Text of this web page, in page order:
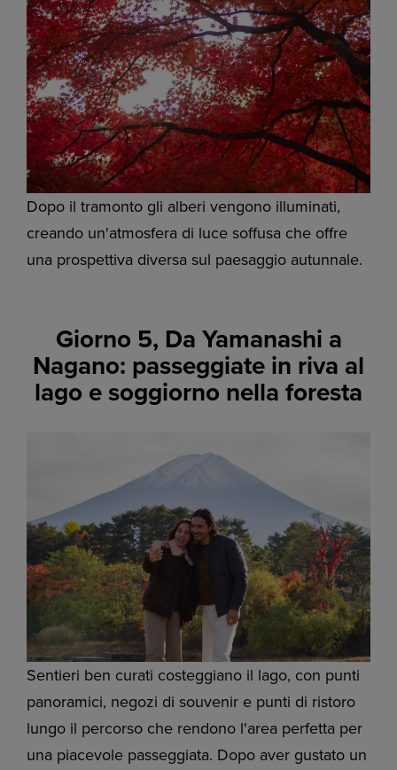
Dopo il tramonto gli alberi vengono illuminati,
creando un'atmosfera di luce soffusa che offre
una prospettiva diversa sul paesaggio autunnale.
Giorno 5, Da Yamanashi a
Nagano: passeggiate in riva al
lago e soggiorno nella foresta
Sentieri ben curati costeggiano il lago, con punti
panoramici, negozi di souvenir e punti di ristoro
lungo il percorso che rendono l'area perfetta per
una piacevole passeggiata. Dopo aver gustato un